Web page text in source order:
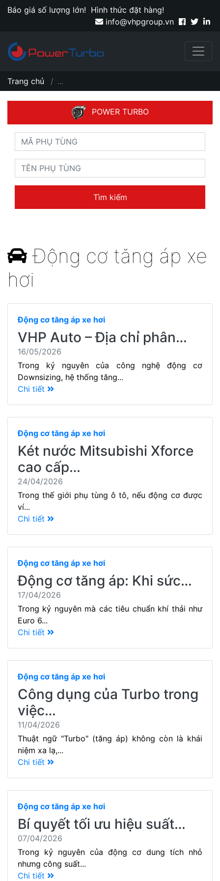
Báo giá số lượng lớn! Hình thức đặt hàng!
info@vhpgroup.vn
Trang chủ ...
POWER TURBO
Tìm kiếm
Động cơ tăng áp xe
hơi
Động cơ tăng áp xe hơi
VHP Auto – Địa chỉ phân…
16/05/2026
Trong kỷ nguyên của công nghệ động cơ
Downsizing, hệ thống tăng...
Chi tiết
Động cơ tăng áp xe hơi
Két nước Mitsubishi Xforce
cao cấp…
24/04/2026
Trong thế giới phụ tùng ô tô, nếu động cơ được
ví...
Chi tiết
Động cơ tăng áp xe hơi
Động cơ tăng áp: Khi sức…
17/04/2026
Trong kỷ nguyên mà các tiêu chuẩn khí thải như
Euro 6...
Chi tiết
Động cơ tăng áp xe hơi
Công dụng của Turbo trong
việc…
11/04/2026
Thuật ngữ "Turbo" (tăng áp) không còn là khái
niệm xa lạ,...
Chi tiết
Động cơ tăng áp xe hơi
Bí quyết tối ưu hiệu suất…
07/04/2026
Trong kỷ nguyên của động cơ dung tích nhỏ
nhưng công suất...
Chi tiết